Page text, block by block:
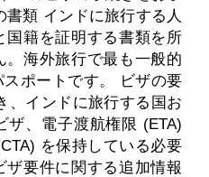
類 インドに旅行する人
国籍を証明する書類を所
海外旅行で最も一般的
ポートです。 ビザの要
、インドに旅行する国お
ザ、電子渡航権限 (ETA)
を保持している必要
要件に関する追加情報